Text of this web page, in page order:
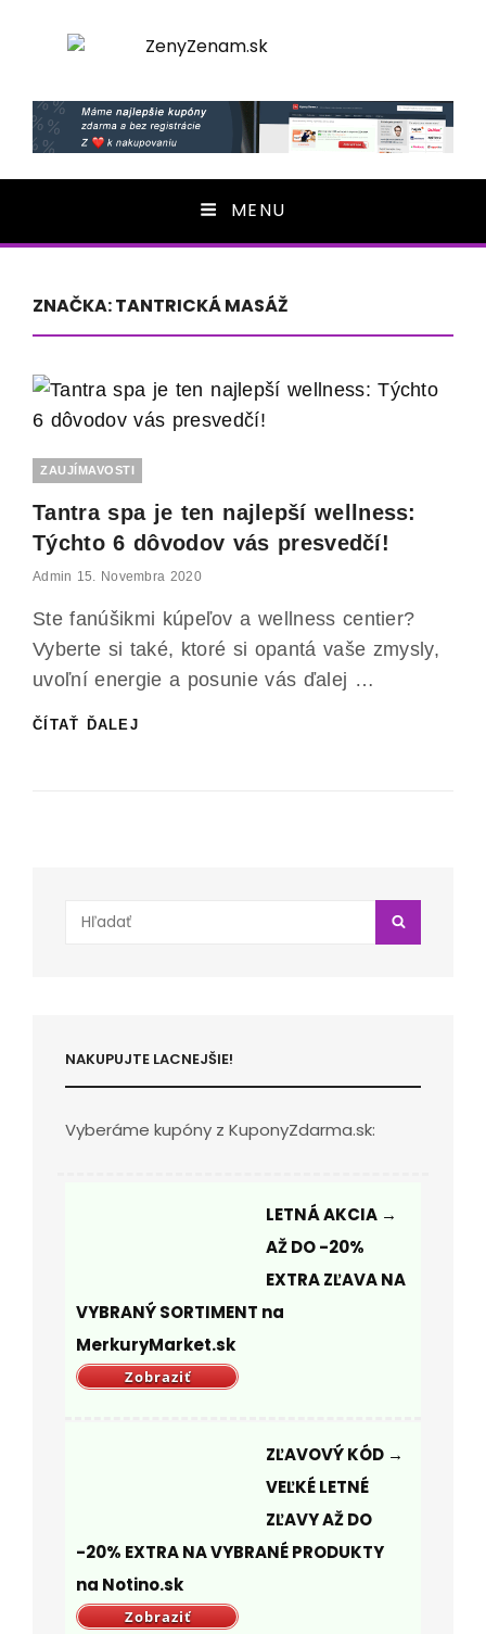
ZenyZenam.sk
Ženský LifeStyle magazín
MENU
ZNAČKA: TANTRICKÁ MASÁŽ
Categories
ZAUJÍMAVOSTI
Tantra spa je ten najlepší wellness:
Týchto 6 dôvodov vás presvedčí!
Admin Posted
15. Novembra 2020
Ste fanúšikmi kúpeľov a wellness centier?
Vyberte si také, ktoré si opantá vaše zmysly,
uvoľní energie a posunie vás ďalej …
ČÍTAŤ ĎALEJ
Search
for:
SEARCH
NAKUPUJTE LACNEJŠIE!
Vyberáme kupóny z KuponyZdarma.sk:
LETNÁ AKCIA →
AŽ DO -20%
EXTRA ZĽAVA NA
VYBRANÝ SORTIMENT na
MerkuryMarket.sk
Zobraziť
ZĽAVOVÝ KÓD →
VEĽKÉ LETNÉ
ZĽAVY AŽ DO
-20% EXTRA NA VYBRANÉ PRODUKTY
na Notino.sk
Zobraziť